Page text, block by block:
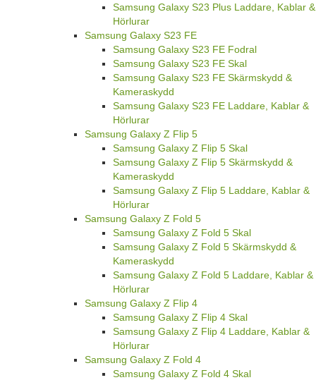
Samsung Galaxy S23 Plus Laddare, Kablar &
Hörlurar
Samsung Galaxy S23 FE
Samsung Galaxy S23 FE Fodral
Samsung Galaxy S23 FE Skal
Samsung Galaxy S23 FE Skärmskydd &
Kameraskydd
Samsung Galaxy S23 FE Laddare, Kablar &
Hörlurar
Samsung Galaxy Z Flip 5
Samsung Galaxy Z Flip 5 Skal
Samsung Galaxy Z Flip 5 Skärmskydd &
Kameraskydd
Samsung Galaxy Z Flip 5 Laddare, Kablar &
Hörlurar
Samsung Galaxy Z Fold 5
Samsung Galaxy Z Fold 5 Skal
Samsung Galaxy Z Fold 5 Skärmskydd &
Kameraskydd
Samsung Galaxy Z Fold 5 Laddare, Kablar &
Hörlurar
Samsung Galaxy Z Flip 4
Samsung Galaxy Z Flip 4 Skal
Samsung Galaxy Z Flip 4 Laddare, Kablar &
Hörlurar
Samsung Galaxy Z Fold 4
Samsung Galaxy Z Fold 4 Skal